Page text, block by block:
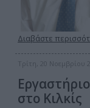
Διαβάστε
Τρίτη, 20 Νοεμβρίου
στο Κιλκίς